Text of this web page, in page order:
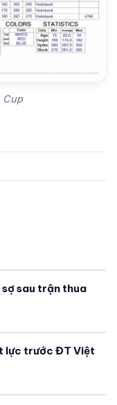
Cup
sau trận thua
lực trước ĐT Việt